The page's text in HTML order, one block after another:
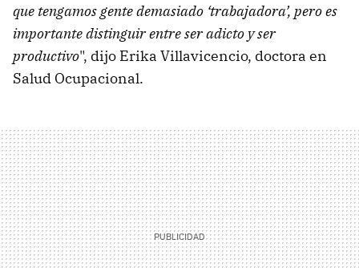
que tengamos gente demasiado ‘trabajadora’, pero es
importante distinguir entre ser adicto y ser
productivo", dijo Erika Villavicencio, doctora en
Salud Ocupacional.